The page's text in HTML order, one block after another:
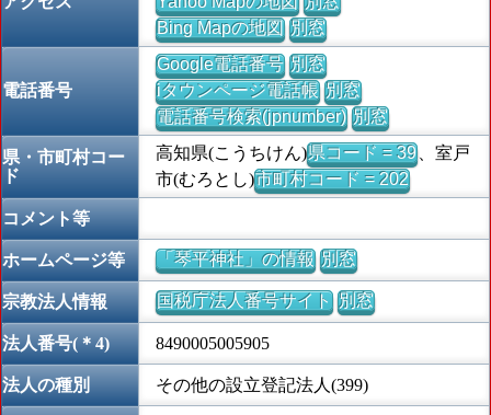
Bing Mapの地図 別窓
電話番号
Google電話番号 別窓
iタウンページ電話帳 別窓
電話番号検索(jpnumber) 別窓
県・市町村コー
ド
高知県(こうちけん)県コード = 39、室戸
市(むろとし)市町村コード = 202
コメント等
ホームページ等 「琴平神社」の情報 別窓
宗教法人情報 国税庁法人番号サイト 別窓
法人番号(＊4) 8490005005905
法人の種別 その他の設立登記法人(399)